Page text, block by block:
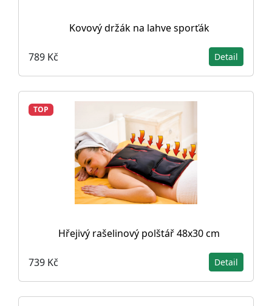
Kovový držák na lahve sporťák
789 Kč Detail
TOP
Hřejivý rašelinový polštář 48x30 cm
739 Kč Detail